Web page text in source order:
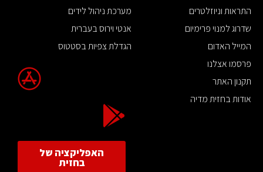
התראות וניוזלטרים
שדרוג למנוי פרימיום
המייל האדום
פרסמו אצלנו
תקנון האתר
אודות בחזית מדיה
מערכת ניהול לידים
אנטי וירוס בעברית
הגדלת צפיות בסטטוס
האפליקציה של
בחזית